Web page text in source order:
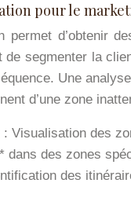
pour le
permet d’obtenir
segmenter la
Une
d’une zone
Visualisation des
dans des zones
des